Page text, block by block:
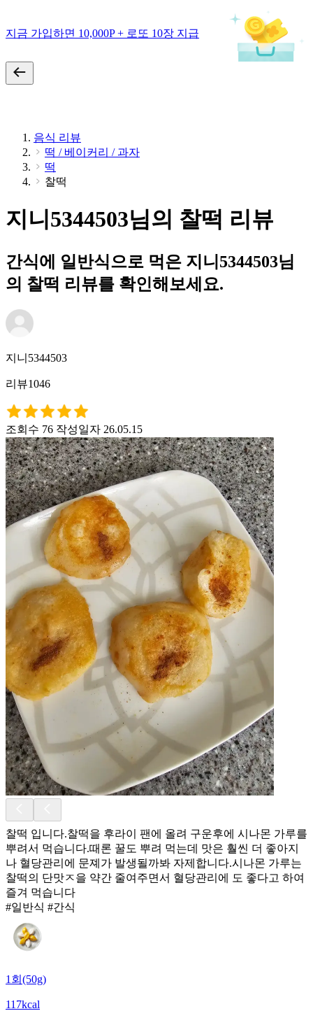
지금 가입하면 10,000P + 로또 10장 지급
음식 리뷰
떡 / 베이커리 / 과자
떡
찰떡
지니5344503님의 찰떡 리뷰
간식에 일반식으로 먹은 지니5344503님
의 찰떡 리뷰를 확인해보세요.
지니5344503
리뷰1046
조회수 76 작성일자 26.05.15
찰떡 입니다.찰떡을 후라이 팬에 올려 구운후에 시나몬 가루를
뿌려서 먹습니다.때론 꿀도 뿌려 먹는데 맛은 훨씬 더 좋아지
나 혈당관리에 문졔가 발생될까봐 자제합니다.시나몬 가루는
찰떡의 단맛ㅈ을 약간 줄여주면서 혈당관리에 도 좋다고 하여
즐겨 먹습니다
#일반식 #간식
1회(50g)
117kcal